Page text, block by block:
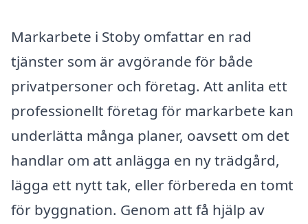
Markarbete i Stoby omfattar en rad
tjänster som är avgörande för både
privatpersoner och företag. Att anlita ett
professionellt företag för markarbete kan
underlätta många planer, oavsett om det
handlar om att anlägga en ny trädgård,
lägga ett nytt tak, eller förbereda en tomt
för byggnation. Genom att få hjälp av